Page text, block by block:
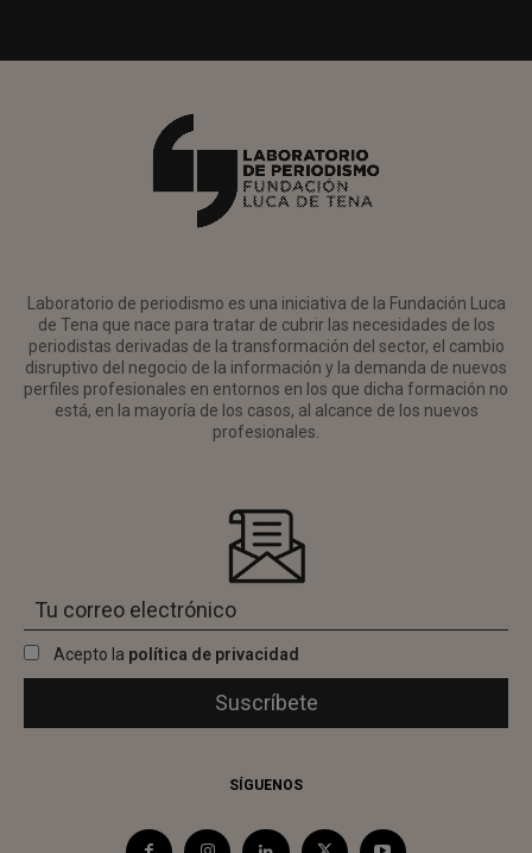
Laboratorio de periodismo es una iniciativa de la Fundación Luca
de Tena que nace para tratar de cubrir las necesidades de los
periodistas derivadas de la transformación del sector, el cambio
disruptivo del negocio de la información y la demanda de nuevos
perfiles profesionales en entornos en los que dicha formación no
está, en la mayoría de los casos, al alcance de los nuevos
profesionales.
Acepto la política de privacidad
SÍGUENOS